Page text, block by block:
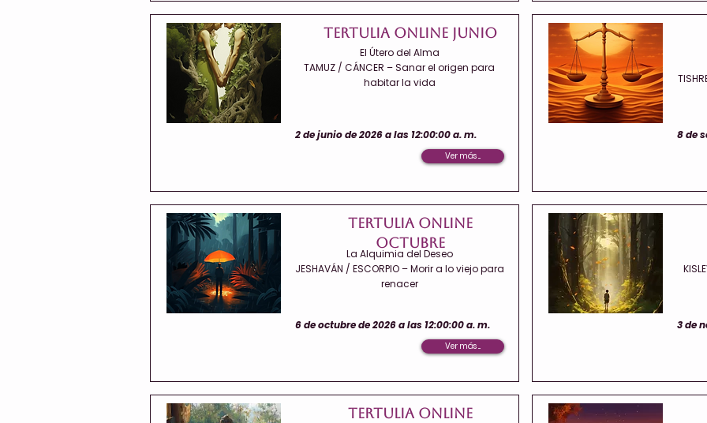
Tertulia Online Junio
El Útero del Alma
TAMUZ / CÁNCER – Sanar el origen para
habitar la vida
2 de junio de 2026 a las 12:00:00 a. m.
Ver más ...
Tertulia Online
Octubre
La Alquimia del Deseo
JESHAVÁN / ESCORPIO – Morir a lo viejo para
renacer
6 de octubre de 2026 a las 12:00:00 a. m.
Ver más ...
Tertulia Online
8 de
3 de